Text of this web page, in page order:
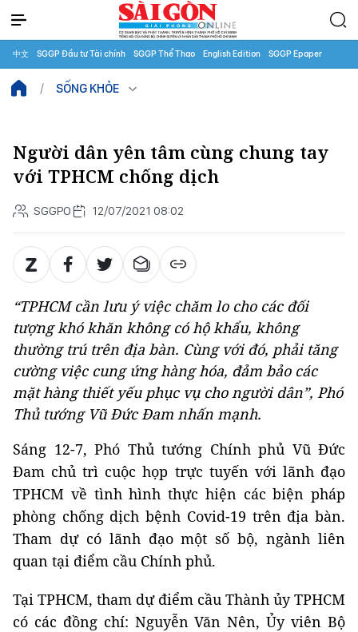
中文 SGGP Đầu tư Tài chính SGGP Thể Thao English Edition SGGP Epaper
SỐNG KHỎE
Người dân yên tâm cùng chung tay
với TPHCM chống dịch
SGGPO 12/07/2021 08:02
“TPHCM cần lưu ý việc chăm lo cho các đối
tượng khó khăn không có hộ khẩu, không
thường trú trên địa bàn. Cùng với đó, phải tăng
cường việc cung ứng hàng hóa, đảm bảo các
mặt hàng thiết yếu phục vụ cho người dân”, Phó
Thủ tướng Vũ Đức Đam nhấn mạnh.
Sáng 12-7, Phó Thủ tướng Chính phủ Vũ Đức
Đam chủ trì cuộc họp trực tuyến với lãnh đạo
TPHCM về tình hình thực hiện các biện pháp
phòng chống dịch bệnh Covid-19 trên địa bàn.
Tham dự có lãnh đạo một số bộ, ngành liên
quan tại điểm cầu Chính phủ.
Tại TPHCM, tham dự điểm cầu Thành ủy TPHCM
có các đồng chí: Nguyễn Văn Nên, Ủy viên Bộ